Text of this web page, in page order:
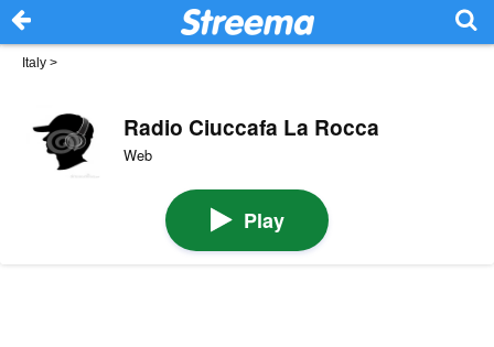
Italy >
Radio Ciuccafa La Rocca
Web
Play